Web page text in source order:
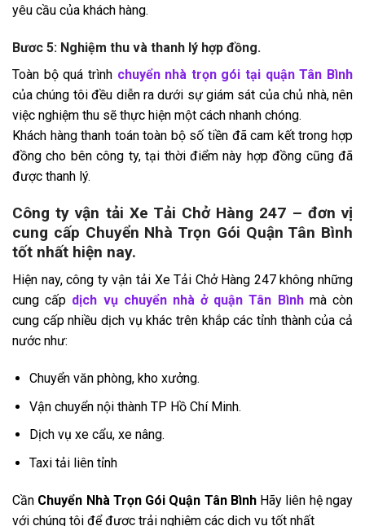
yêu cầu của khách hàng.
Bươc 5: Nghiệm thu và thanh lý hợp đồng.
Toàn bộ quá trình chuyển nhà trọn gói tại quận Tân Bình
của chúng tôi đều diễn ra dưới sự giám sát của chủ nhà, nên
việc nghiệm thu sẽ thực hiện một cách nhanh chóng.
Khách hàng thanh toán toàn bộ số tiền đã cam kết trong hợp
đồng cho bên công ty, tại thời điểm này hợp đồng cũng đã
được thanh lý.
Công ty vận tải Xe Tải Chở Hàng 247 – đơn vị
cung cấp Chuyển Nhà Trọn Gói Quận Tân Bình
tốt nhất hiện nay.
Hiện nay, công ty vận tải Xe Tải Chở Hàng 247 không những
cung cấp dịch vụ chuyển nhà ở quận Tân Bình mà còn
cung cấp nhiều dịch vụ khác trên khắp các tỉnh thành của cả
nước như:
Chuyển văn phòng, kho xưởng.
Vận chuyển nội thành TP Hồ Chí Minh.
Dịch vụ xe cẩu, xe nâng.
Taxi tải liên tỉnh
Cần Chuyển Nhà Trọn Gói Quận Tân BìnhHãy liên hệ ngay
với chúng tôi để được trải nghiệm các dịch vụ tốt nhất